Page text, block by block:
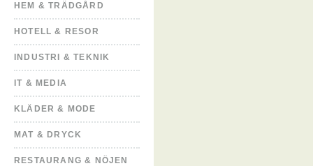
HEM & TRÄDGÅRD
HOTELL & RESOR
INDUSTRI & TEKNIK
IT & MEDIA
KLÄDER & MODE
MAT & DRYCK
RESTAURANG & NÖJEN